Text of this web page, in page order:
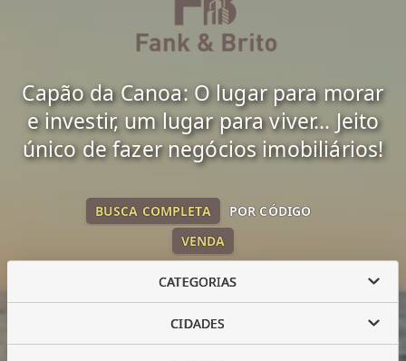
Capão da Canoa: O lugar para morar
e investir, um lugar para viver... Jeito
único de fazer negócios imobiliários!
VENDA
BUSCA COMPLETA POR CÓDIGO
CATEGORIAS
CIDADES